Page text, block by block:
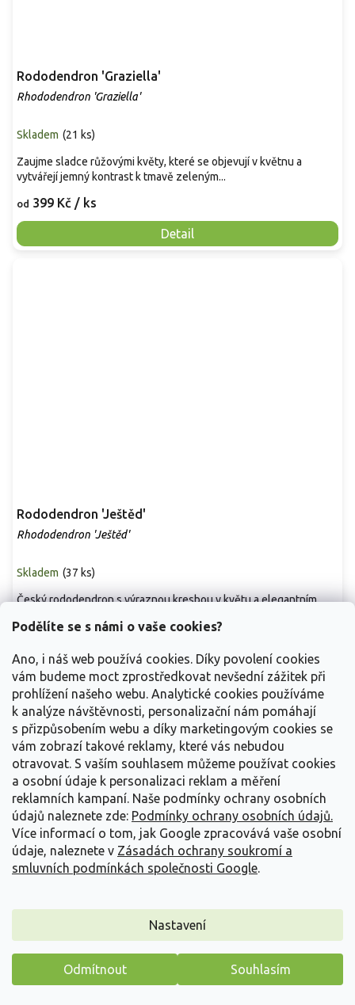
Podělíte se s námi o vaše cookies?
Ano, i náš web používá cookies. Díky povolení cookies
vám budeme moct zprostředkovat nevšední zážitek při
prohlížení našeho webu. Analytické cookies používáme
k analýze návštěvnosti, personalizační nám pomáhají
s přizpůsobením webu a díky marketingovým cookies se
vám zobrazí takové reklamy, které vás nebudou
otravovat. S vaším souhlasem můžeme používat cookies
a osobní údaje k personalizaci reklam a měření
reklamních kampaní. Naše podmínky ochrany osobních
údajů naleznete zde: Podmínky ochrany osobních údajů.
Více informací o tom, jak Google zpracovává vaše osobní
údaje, naleznete v Zásadách ochrany soukromí a
smluvních podmínkách společnosti Google.
Nastavení
Odmítnout Souhlasím
Rododendron 'Graziella'
Rhododendron 'Graziella'
Skladem (21 ks)
od 399 Kč / ks
Detail
Zaujme sladce růžovými květy, které se objevují v květnu a
vytvářejí jemný kontrast k tmavě zeleným...
Rododendron 'Ještěd'
Rhododendron 'Ještěd'
Skladem (37 ks)
Detail
Český rododendron s výraznou kresbou v květu a elegantním
Rododendron 'Kokořín'
Rhododendron 'Kokořín'
Máme pro vás malý dárek